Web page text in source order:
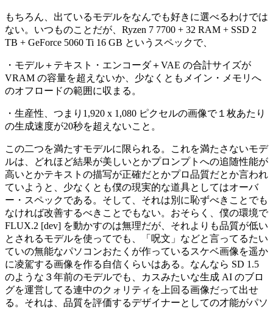
もちろん、出ているモデルをなんでも好きに選べるわけでは
ない。いつものことだが、Ryzen 7 7700 + 32 RAM + SSD 2
TB + GeForce 5060 Ti 16 GB というスペックで、
・モデル＋テキスト・エンコーダ＋VAE の合計サイズが
VRAM の容量を超えないか、少なくともメイン・メモリへ
のオフロードの範囲に収まる。
・生産性、つまり1,920 x 1,080 ピクセルの画像で１枚あたり
の生成速度が20秒を超えないこと。
この二つを満たすモデルに限られる。これを満たさないモデ
ルは、どれほど結果が美しいとかプロンプトへの追随性能が
高いとかテキストの描写が正確だとかプロ品質だとか言われ
ていようと、少なくとも僕の現実的な道具としてはオーバ
ー・スペックである。そして、それは別に恥ずべきことでも
なければ改善するべきことでもない。おそらく、僕の環境で
FLUX.2 [dev] を動かすのは無理だが、それよりも品質が低い
とされるモデルを使ってでも、「呪文」などと言ってるたい
ていの無能なパソコンおたくが作っているスケベ画像を遥か
に凌駕する画像を作る自信くらいはある。なんなら SD 1.5
のような３年前のモデルでも、カスみたいな生成 AI のブロ
グを運営してる連中のクォリティを上回る画像だって出せ
る。それは、品質を評価するデザイナーとしての才能がパソ